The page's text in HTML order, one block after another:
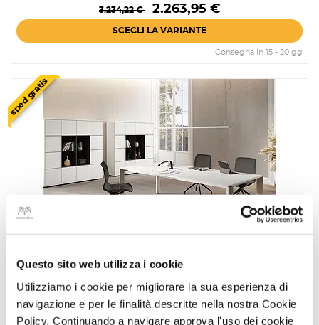
Questo sito web utilizza i cookie
Utilizziamo i cookie per migliorare la sua esperienza di
navigazione e per le finalità descritte nella nostra Cookie
Policy. Continuando a navigare approva l'uso dei cookie
Prezzo
Prezzo
base
3.234,22 € 2.263,95 €
SCEGLI LA VARIANTE
Consegna in 15 - 20 gg
sped gratis
MONOLITICO IULIO H.180
Prezzo
Prezzo
base
4.327,34 € 3.029,14 €